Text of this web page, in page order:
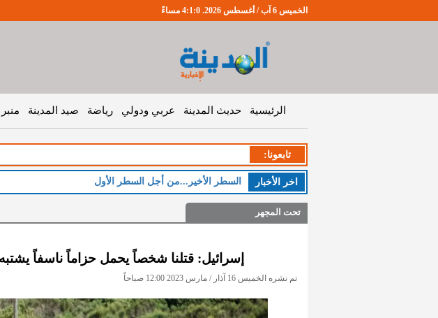
الخميس 6 آب / أغسطس 2026. 4:1:0 مساءً
الرئيسية حديث المدينة عربي ودولي رياضة صيد المدينة
تابعونا:
اخر اﻷخبار السطر الأخير...من أجل السطر الأول
تحت المجهر
إسرائيل: قتلنا شخصاً يحمل حزاماً ناسفاً
تم نشره الخميس 16 آذار / مارس 2023 12:00 صباحاً